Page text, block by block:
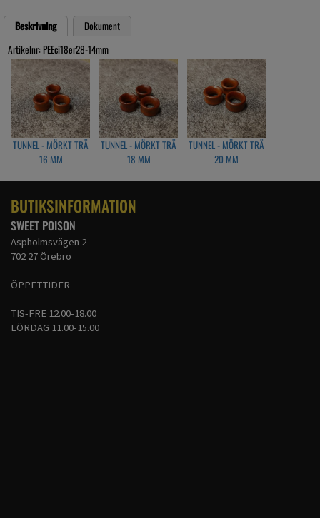
Beskrivning
Dokument
Artikelnr: PEEci18er28-14mm
TUNNEL - MÖRKT TRÄ
16 MM
TUNNEL - MÖRKT TRÄ
18 MM
TUNNEL - MÖRKT TRÄ
20 MM
BUTIKSINFORMATION
SWEET POISON
Aspholmsvägen 2
702 27 Örebro
ÖPPETTIDER
TIS-FRE 12.00-18.00
LÖRDAG 11.00-15.00